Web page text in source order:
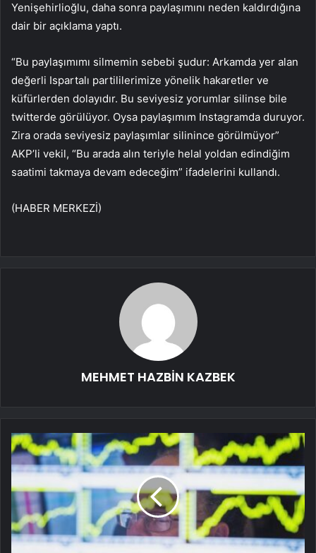
Yenişehirlioğlu, daha sonra paylaşımını neden kaldırdığına
dair bir açıklama yaptı.
“Bu paylaşımımı silmemin sebebi şudur: Arkamda yer alan
değerli Ispartalı partililerimize yönelik hakaretler ve
küfürlerden dolayıdır. Bu seviyesiz yorumlar silinse bile
twitterde görülüyor. Oysa paylaşımım Instagramda duruyor.
Zira orada seviyesiz paylaşımlar silinince görülmüyor”
AKP’li vekil, “Bu arada alın teriyle helal yoldan edindiğim
saatimi takmaya devam edeceğim” ifadelerini kullandı.
(HABER MERKEZİ)
MEHMET HAZBİN KAZBEK